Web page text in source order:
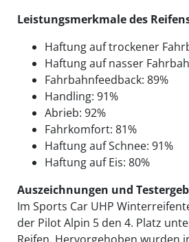
Leistungsmerkmale des
Haftung auf trockener
Haftung auf nasser
Fahrbahnfeedback: 89%
Handling: 91%
Abrieb: 92%
Fahrkomfort: 81%
Haftung auf Schnee: 91%
Haftung auf Eis: 80%
Auszeichnungen und
Im Sports Car UHP
der Pilot Alpin 5 den 4. Platz
Reifen. Hervorgehoben wurden